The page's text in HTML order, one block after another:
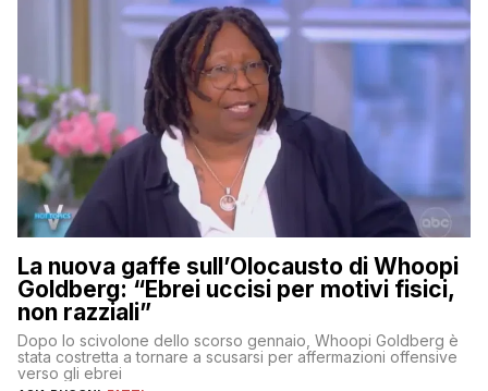
La nuova gaffe sull’Olocausto di Whoopi
Goldberg: “Ebrei uccisi per motivi fisici,
non razziali”
Dopo lo scivolone dello scorso gennaio, Whoopi Goldberg è
stata costretta a tornare a scusarsi per affermazioni offensive
verso gli ebrei